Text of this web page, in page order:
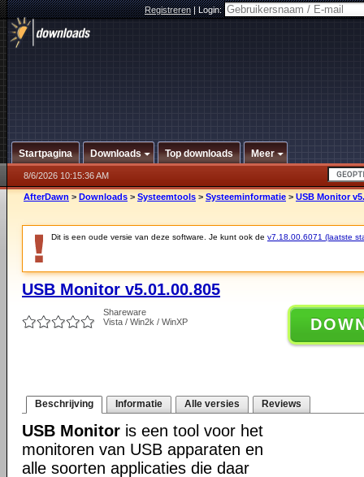
Registreren|Login:
Startpagina Downloads Top downloads Meer
8/6/2026 10:15:36 AM
AfterDawn > Downloads > Systeemtools > Systeeminformatie > USB Monitor
Dit is een oude versie van deze software. Je kunt ook de v7.18.00.6071 (laatste
USB Monitor v5.01.00.805
Shareware
Vista / Win2k / WinXP
Beschrijving Informatie Alle versies Reviews
USB Monitor is een tool voor het
monitoren van USB apparaten en
alle soorten applicaties die daar